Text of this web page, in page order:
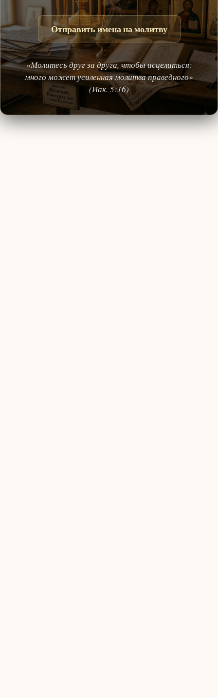
Отправить имена на молитву
«Молитесь друг за друга, чтобы исцелиться:
много может усиленная молитва праведного»
(Иак. 5:16)